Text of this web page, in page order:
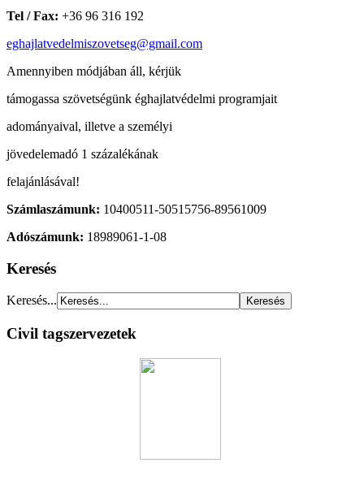
Tel / Fax: +36 96 316 192
eghajlatvedelmiszovetseg@gmail.com
Amennyiben módjában áll, kérjük
támogassa szövetségünk éghajlatvédelmi programjait
adományaival, illetve a személyi
jövedelemadó 1 százalékának
felajánlásával!
Számlaszámunk: 10400511-50515756-89561009
Adószámunk: 18989061-1-08
Keresés
Keresés...
Civil tagszervezetek